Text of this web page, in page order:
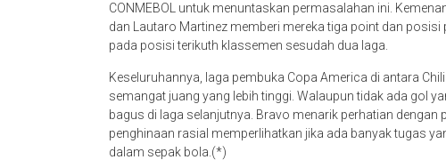
CONMEBOL untuk menuntaskan permasalahan ini.
dan Lautaro Martinez memberi mereka tiga point dan
pada posisi terikuth klassemen sesudah dua laga.
Keseluruhannya, laga pembuka Copa America di antara
semangat juang yang lebih tinggi. Walaupun tidak ada gol
bagus di laga selanjutnya. Bravo menarik perhatian
penghinaan rasial memperlihatkan jika ada banyak tugas
dalam sepak bola.(*)